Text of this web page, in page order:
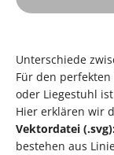
Unterschiede
Für den
oder Liegestuhl
Hier erklären wir
Vektordatei
bestehen aus